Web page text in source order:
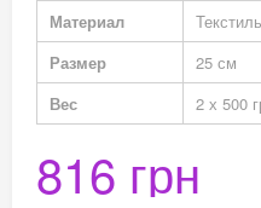
Материал
Текстиль
Размер
25 см
Вес
2 х 500
816 грн